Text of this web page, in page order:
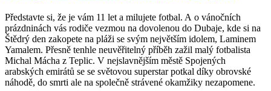
Představte si, že je vám 11 let a milujete fotbal. A o vánočních
prázdninách vás rodiče vezmou na dovolenou do Dubaje, kde si na
Štědrý den zakopete na pláži se svým největším idolem, Laminem
Yamalem. Přesně tenhle neuvěřitelný příběh zažil malý fotbalista
Michal Mácha z Teplic. V nejslavnějším městě Spojených
arabských emirátů se se světovou superstar potkal díky obrovské
náhodě, do smrti ale na společně strávené okamžiky nezapomene.